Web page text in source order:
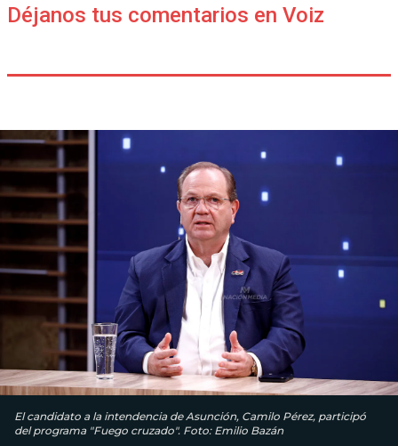
Déjanos tus comentarios en Voiz
El candidato a la intendencia de Asunción, Camilo Pérez, participó
del programa "Fuego cruzado". Foto: Emilio Bazán